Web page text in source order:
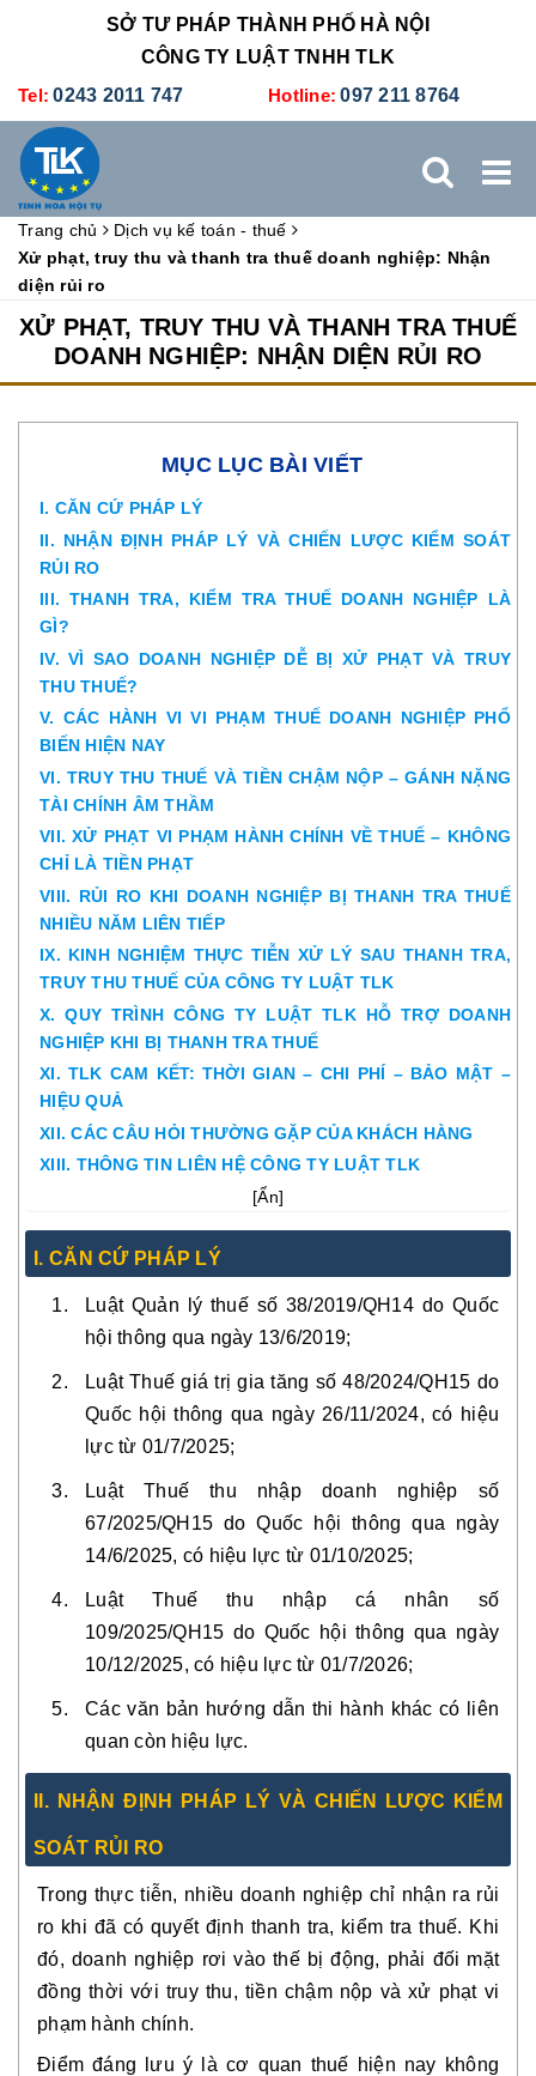
SỞ TƯ PHÁP THÀNH PHỐ HÀ NỘI
CÔNG TY LUẬT TNHH TLK
Tel: 0243 2011 747 Hotline: 097 211 8764
DỊCH VỤ KẾ TOÁN - THUẾ XÚC TIẾN THƯƠNG MẠI
Trang chủ
Dịch vụ kế toán - thuế
Xử phạt, truy thu và thanh tra thuế doanh nghiệp: Nhận
diện rủi ro
XỬ PHẠT, TRUY THU VÀ THANH TRA THUẾ
DOANH NGHIỆP: NHẬN DIỆN RỦI RO
MỤC LỤC BÀI VIẾT
I. CĂN CỨ PHÁP LÝ
II. NHẬN ĐỊNH PHÁP LÝ VÀ CHIẾN LƯỢC KIỂM SOÁT
RỦI RO
III. THANH TRA, KIỂM TRA THUẾ DOANH NGHIỆP LÀ
GÌ?
IV. VÌ SAO DOANH NGHIỆP DỄ BỊ XỬ PHẠT VÀ TRUY
THU THUẾ?
V. CÁC HÀNH VI VI PHẠM THUẾ DOANH NGHIỆP PHỔ
BIẾN HIỆN NAY
VI. TRUY THU THUẾ VÀ TIỀN CHẬM NỘP – GÁNH NẶNG
TÀI CHÍNH ÂM THẦM
VII. XỬ PHẠT VI PHẠM HÀNH CHÍNH VỀ THUẾ – KHÔNG
CHỈ LÀ TIỀN PHẠT
VIII. RỦI RO KHI DOANH NGHIỆP BỊ THANH TRA THUẾ
NHIỀU NĂM LIÊN TIẾP
IX. KINH NGHIỆM THỰC TIỄN XỬ LÝ SAU THANH TRA,
TRUY THU THUẾ CỦA CÔNG TY LUẬT TLK
X. QUY TRÌNH CÔNG TY LUẬT TLK HỖ TRỢ DOANH
NGHIỆP KHI BỊ THANH TRA THUẾ
XI. TLK CAM KẾT: THỜI GIAN – CHI PHÍ – BẢO MẬT –
HIỆU QUẢ
XII. CÁC CÂU HỎI THƯỜNG GẶP CỦA KHÁCH HÀNG
XIII. THÔNG TIN LIÊN HỆ CÔNG TY LUẬT TLK
[Ẩn]
I. CĂN CỨ PHÁP LÝ
Luật Quản lý thuế số 38/2019/QH14do Quốc
hội thông qua ngày 13/6/2019;
Luật Thuế giá trị gia tăng số 48/2024/QH15 do
Quốc hội thông qua ngày 26/11/2024, có hiệu
lực từ 01/7/2025;
Luật Thuế thu nhập doanh nghiệp số
67/2025/QH15 do Quốc hội thông qua ngày
14/6/2025, có hiệu lực từ 01/10/2025;
Luật Thuế thu nhập cá nhân số
109/2025/QH15 do Quốc hội thông qua ngày
10/12/2025, có hiệu lực từ 01/7/2026;
Các văn bản hướng dẫn thi hành khác có liên
quan còn hiệu lực.
I. NHẬN ĐỊNH PHÁP LÝ VÀ CHIẾN LƯỢC KIỂM
SOÁT RỦI RO
Trong thực tiễn, nhiều doanh nghiệp chỉ nhận ra rủi
ro khi đã có quyết định thanh tra, kiểm tra thuế. Khi
đó, doanh nghiệp rơi vào thế bị động, phải đối mặt
đồng thời với truy thu, tiền chậm nộp và xử phạt vi
phạm hành chính.
Điểm đáng lưu ý là cơ quan thuế hiện nay không